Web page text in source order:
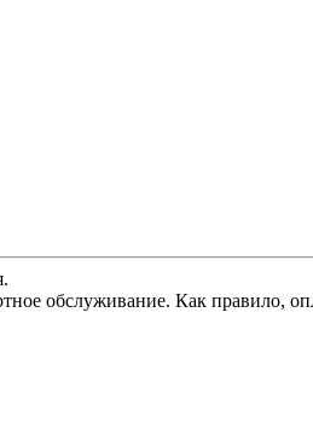
обслуживание. Как правило,